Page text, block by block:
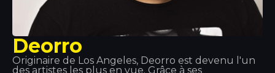
Deorro
Originaire de Los Angeles, Deorro est devenu l'un
des artistes les plus en vue. Grâce à ses